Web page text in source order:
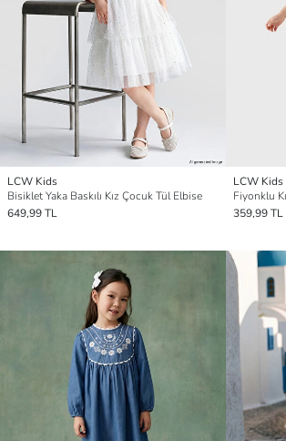
LCW Kids
Bisiklet Yaka Baskılı Kız Çocuk Tül Elbise
649,99 TL
LCW Kids
Fiyonklu
359,99 TL